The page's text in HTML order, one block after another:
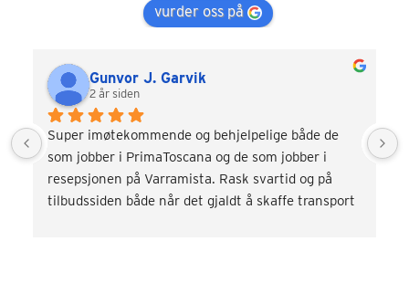
vurder oss på
Gunvor J. Garvik
2 år siden
Super imøtekommende og behjelpelige både de
som jobber i PrimaToscana og de som jobber i
resepsjonen på Varramista. Rask svartid og på
tilbudssiden både når det gjaldt å skaffe transport